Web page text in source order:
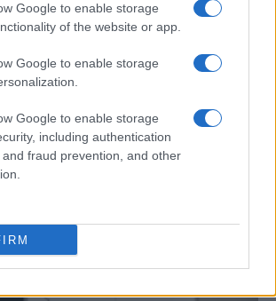
Google to enable storage
of the website or app.
Google to enable storage
Google to enable storage
including authentication
fraud prevention, and other
viviendas y comunidades
interfaz urbano-forestal
comunidad con estrategias efectivas…